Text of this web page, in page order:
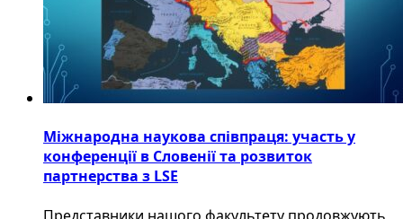
Міжнародна наукова співпраця: участь у
конференції в Словенії та розвиток
партнерства з LSE
​Представники нашого факультету продовжують